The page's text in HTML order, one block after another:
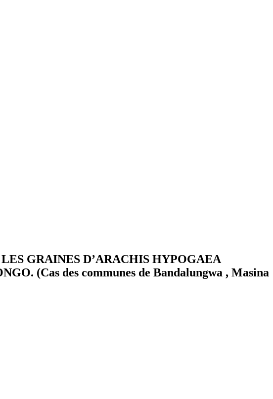
GRAINES D’ARACHIS HYPOGAEA
(Cas des communes de Bandalungwa , Masina